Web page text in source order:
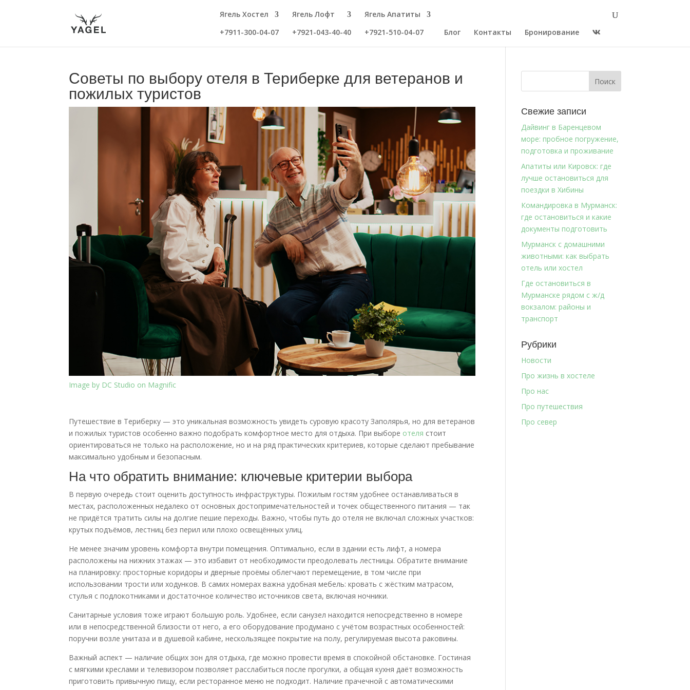
Ягель Хостел
+7911-300-04-07
Ягель Лофт
+7921-043-40-40
Ягель Апатиты
+7921-510-04-07
Блог Контакты Бронирование
Советы по выбору отеля в Териберке для ветеранов и
пожилых туристов
Image by DC Studio on Magnific
Путешествие в Териберку — это уникальная возможность увидеть суровую красоту Заполярья, но для ветеранов
и пожилых туристов особенно важно подобрать комфортное место для отдыха. При выборе отеля стоит
ориентироваться не только на расположение, но и на ряд практических критериев, которые сделают пребывание
максимально удобным и безопасным.
На что обратить внимание: ключевые критерии выбора
В первую очередь стоит оценить доступность инфраструктуры. Пожилым гостям удобнее останавливаться в
местах, расположенных недалеко от основных достопримечательностей и точек общественного питания — так
не придётся тратить силы на долгие пешие переходы. Важно, чтобы путь до отеля не включал сложных участков:
крутых подъёмов, лестниц без перил или плохо освещённых улиц.
Не менее значим уровень комфорта внутри помещения. Оптимально, если в здании есть лифт, а номера
расположены на нижних этажах — это избавит от необходимости преодолевать лестницы. Обратите внимание
на планировку: просторные коридоры и дверные проёмы облегчают перемещение, в том числе при
использовании трости или ходунков. В самих номерах важна удобная мебель: кровать с жёстким матрасом,
стулья с подлокотниками и достаточное количество источников света, включая ночники.
Санитарные условия тоже играют большую роль. Удобнее, если санузел находится непосредственно в номере
или в непосредственной близости от него, а его оборудование продумано с учётом возрастных особенностей:
поручни возле унитаза и в душевой кабине, нескользящее покрытие на полу, регулируемая высота раковины.
Важный аспект — наличие общих зон для отдыха, где можно провести время в спокойной обстановке. Гостиная
с мягкими креслами и телевизором позволяет расслабиться после прогулки, а общая кухня даёт возможность
приготовить привычную пищу, если ресторанное меню не подходит. Наличие прачечной с автоматическими
Свежие записи
Дайвинг в Баренцевом
море: пробное погружение,
подготовка и проживание
Апатиты или Кировск: где
лучше остановиться для
поездки в Хибины
Командировка в Мурманск:
где остановиться и какие
документы подготовить
Мурманск с домашними
животными: как выбрать
отель или хостел
Где остановиться в
Мурманске рядом с ж/д
вокзалом: районы и
транспорт
Рубрики
Новости
Про жизнь в хостеле
Про нас
Про путешествия
Про север